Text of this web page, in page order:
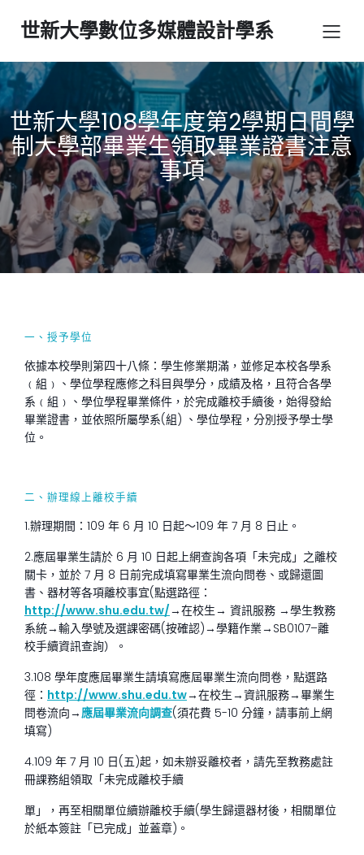
世新大學數位多媒體設計學系
世新大學108學年度第2學期日間學
制大學部畢業生領取畢業證書注意
事項
一、授予學位
依據本校學則第四十八條：學生修業期滿，並修足本校各學系
﹙組﹚、學位學程應修之科目與學分，成績及格，且符合各學
系﹙組﹚、學位學程畢業條件，於完成離校手續後，始得發給
畢業證書，並依照所屬學系(組) 、學位學程，分別授予學士學
位。
二、辦理線上離校手續
1.辦理期間：109 年 6 月 10 日起～109 年 7 月 8 日止。
2.應屆畢業生請於 6 月 10 日起上網查詢各項「未完成」之離校
關卡，並於 7 月 8 日前完成填寫畢業生流向問卷、或歸還圖
書、器材等各項離校事宜(點選路徑：
http://www.shu.edu.tw/→在校生→ 資訊服務 →學生教務
系統→輸入學號及選課密碼(按確認)→學籍作業→SB0107–離
校手續資訊查詢）。
3.108 學年度應屆畢業生請填寫應屆畢業生流向問卷，點選路
徑： http://www.shu.edu.tw→在校生→資訊服務→畢業生
問卷流向→應屆畢業流向調查(須花費 5-10 分鐘，請事前上網
填寫)
4.109 年 7 月 10 日(五)起，如未辦妥離校者，請先至教務處註
冊課務組領取「未完成離校手續
單」，再至相關單位續辦離校手續(學生歸還器材後，相關單位
於紙本簽註「已完成」並蓋章)。